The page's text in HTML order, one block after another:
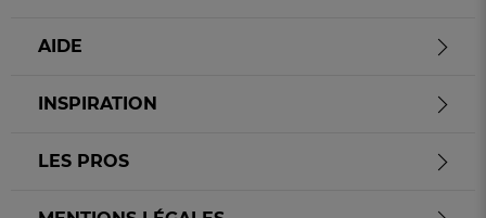
AIDE
INSPIRATION
LES PROS